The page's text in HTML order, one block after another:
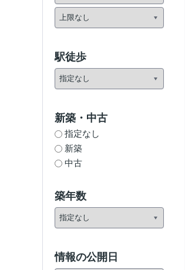
駅徒歩
新築・中古
指定なし
新築
中古
築年数
情報の公開日